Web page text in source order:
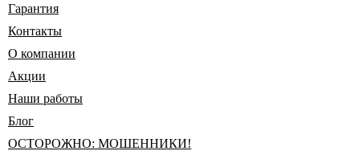
Гарантия
Контакты
О компании
Акции
Наши работы
Блог
ОСТОРОЖНО: МОШЕННИКИ!